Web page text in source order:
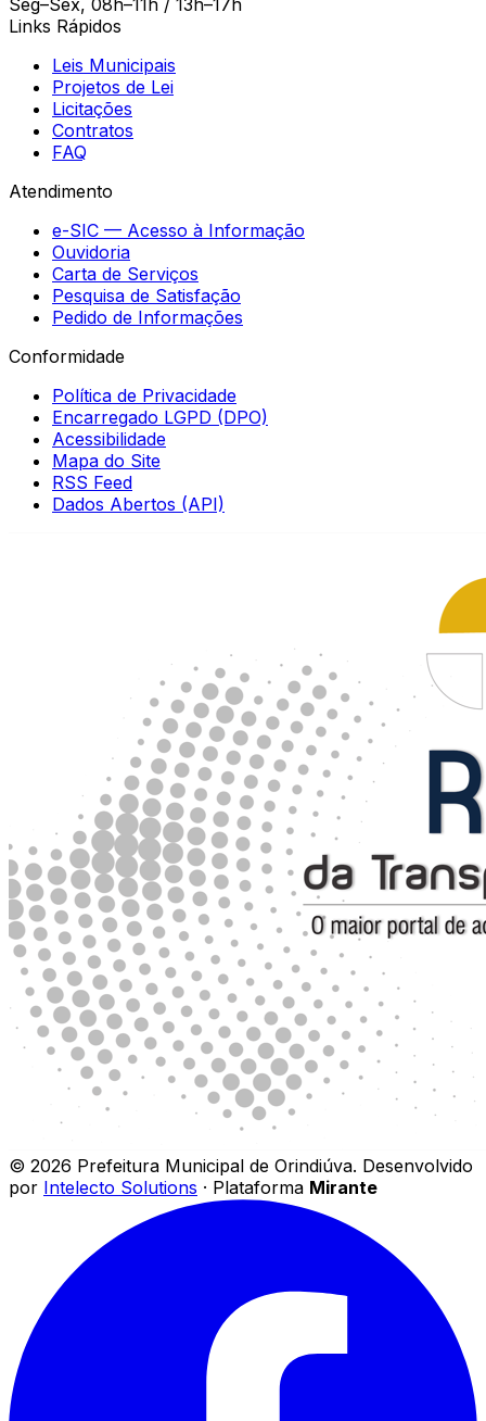
Links Rápidos
Leis Municipais
Projetos de Lei
Licitações
Contratos
FAQ
Atendimento
e-SIC — Acesso à Informação
Ouvidoria
Carta de Serviços
Pesquisa de Satisfação
Pedido de Informações
Conformidade
Política de Privacidade
Encarregado LGPD (DPO)
Acessibilidade
Mapa do Site
RSS Feed
Dados Abertos (API)
© 2026 Prefeitura Municipal de Orindiúva. Desenvolvido
por Intelecto Solutions · Plataforma Mirante